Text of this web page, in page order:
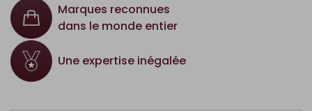
Marques reconnues
dans le monde entier
Une expertise inégalée